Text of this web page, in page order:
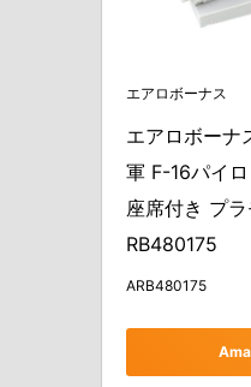
エアロボーナス
エアロボーナ
軍 F-16パイ
座席付き プ
RB480175
ARB480175